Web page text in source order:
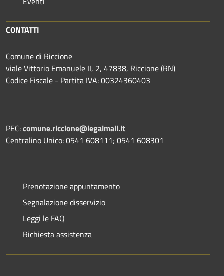
CONTATTI
Comune di Riccione
viale Vittorio Emanuele II, 2, 47838, Riccione (RN)
Codice Fiscale - Partita IVA: 00324360403
PEC:comune.riccione@legalmail.it
Centralino Unico: 0541 608111; 0541 608301
Prenotazione appuntamento
Segnalazione disservizio
Leggi le FAQ
Richiesta assistenza